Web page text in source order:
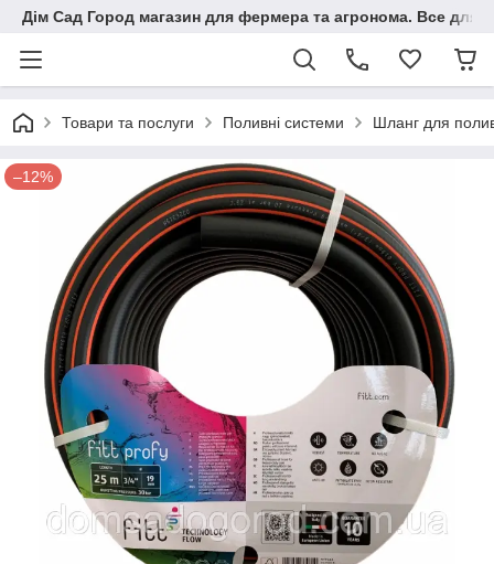
Дім Сад Город магазин для фермера та агронома. Все для
Товари та послуги Поливні системи Шланг для
–12%